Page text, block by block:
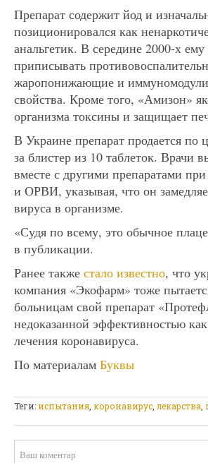
Препарат содержит йод и
позиционировался как
анальгетик. В середине 2000-х ему
приписывать
жаропонижающие и
свойства. Кроме того, «Амизон»
организма токсины и защищает
В Украине препарат продается по
за блистер из 10 таблеток. Врачи
вместе с другими препаратами
и ОРВИ, указывая, что он
вируса в организме.
«Судя по всему, это обычное
в публикации.
Ранее также стало известно, что
компания «Экофарм» тоже
больницам свой препарат
недоказанной эффективностью
лечения коронавируса.
По материалам Буквы
Теги:испытания коронавирус лекарства